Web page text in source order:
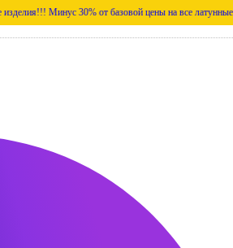
Минус 30% от базовой цены на все латунные изделия!!!